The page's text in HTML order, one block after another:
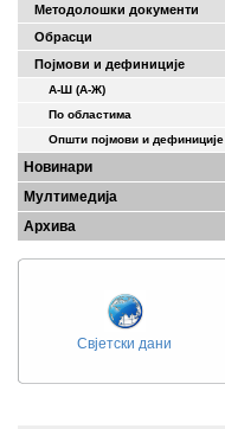
Методолошки документи
Обрасци
Појмови и дефиниције
А-Ш (A-Ж)
По областима
Општи појмови и дефиниције
Новинари
Мултимедија
Архива
Свјетски дани